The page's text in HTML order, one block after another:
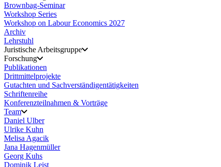
Brownbag-Seminar
Workshop Series
Workshop on Labour Economics 2027
Archiv
Lehrstuhl
Juristische Arbeitsgruppe
Forschung
Publikationen
Drittmittelprojekte
Gutachten und Sachverständigentätigkeiten
Schriftenreihe
Konferenzteilnahmen & Vorträge
Team
Daniel Ulber
Ulrike Kuhn
Melisa Agacik
Jana Hagenmüller
Georg Kuhs
Dominik Leist